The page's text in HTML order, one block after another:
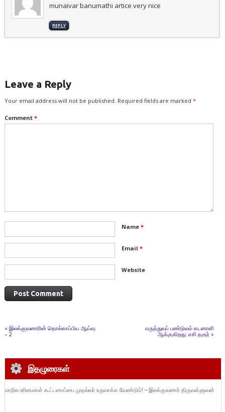
munaivar banumathi artice very nice
REPLY
Leave a Reply
Your email address will not be published. Required fields are marked *
Comment *
Name *
Email *
Website
« இலக்குவனாரின் தொல்காப்பிய ஆய்வு
– 2
மருத்துவப் பண்டுவம் கடனாளி
ஆக்குகிறது: சசி தரூர் »
இதழுரைகள்
மாநில உரிமைகள் கூட்டமைப்பை முதல்வர் உருவாக்க வேண்டும்! – இலக்குவனார் திருவள்ளுவன்